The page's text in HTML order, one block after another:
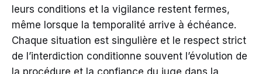
leurs conditions et la vigilance restent fermes,
même lorsque la temporalité arrive à échéance.
Chaque situation est singulière et le respect strict
de l’interdiction conditionne souvent l’évolution de
la procédure et la confiance du juge dans la